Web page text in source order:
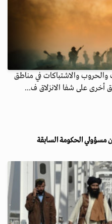
والحروب والاشتباكات في مناطق
أخرى على شفا الانزلاق ف...
مسؤولي الحكومة السابقة